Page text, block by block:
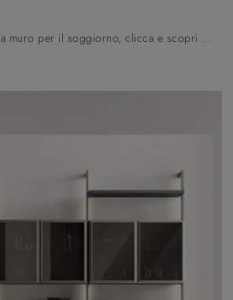
Se desideri librerie a muro per il soggiorno, clicca e scopri le nostre soluzioni moderne: il modello Kosmos KL217 Moretti Compact Giorno Notte ti ...